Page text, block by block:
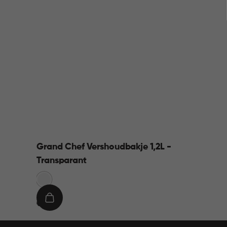
Grand Chef Vershoudbakje 1,2L -
Transparant
€€ 9,95
IN